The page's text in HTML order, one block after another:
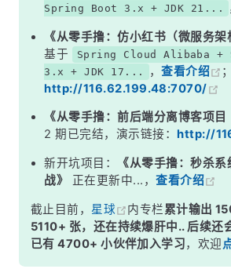
5. ORDER BY 的性能优化
6. 小结
Spring Boot 3.x + JDK 21...
《从零手撸：仿小红书（微服务架
基于
Spring Cloud Alibaba +
3.x + JDK 17...
，查看介绍
http://116.62.199.48:7070/
《从零手撸：前后端分离博客项目
2 期已完结，演示链接： http://
新开坑项目：
《从零手撸：秒杀
战》
正在更新中...，查看介绍
截止目前， 星球 内专栏累计输出
5110+ 张，还在持续爆肝中.. 后续还
已有 4700+ 小伙伴加入学习，欢迎